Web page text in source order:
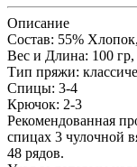
Описание
Состав: 55%
Вес и Длина: 100
Тип пряжи:
Спицы: 3-4
Крючок: 2-3
Рекомендованная
спицах 3 чулочной
48 рядов.